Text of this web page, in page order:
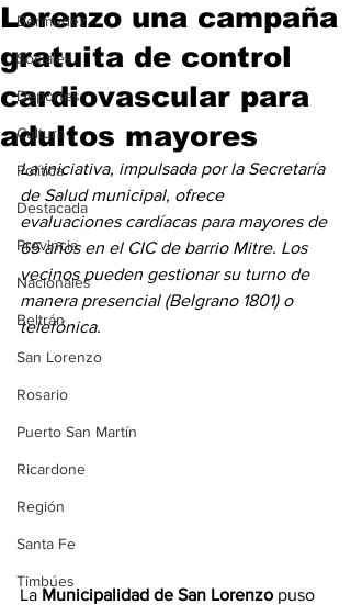
Bermúdez
Sociales
Deportes
Cultura
Política
Destacada
Provincia
Nacionales
Beltrán
San Lorenzo
Rosario
Puerto San Martín
Ricardone
Región
Santa Fe
Timbúes
Lorenzo una campaña
gratuita de control
cardiovascular para
adultos mayores
La iniciativa, impulsada por la Secretaría
de Salud municipal, ofrece
evaluaciones cardíacas para mayores de
65 años en el CIC de barrio Mitre. Los
vecinos pueden gestionar su turno de
manera presencial (Belgrano 1801) o
telefónica.
La Municipalidad de San Lorenzo puso